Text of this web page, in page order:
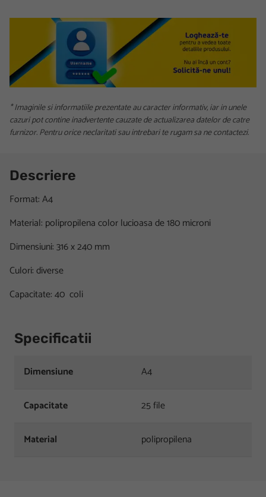
* Imaginile si informatiile prezentate au caracter informativ, iar in unele
cazuri pot contine inadvertente cauzate de actualizarea datelor de catre
furnizor. Pentru orice neclaritati sau intrebari te rugam sa ne contactezi.
Descriere
Format: A4
Material: polipropilena color lucioasa de 180 microni
Dimensiuni: 316 x 240 mm
Culori: diverse
Capacitate: 40 coli
Specificatii
Dimensiune A4
Capacitate 25 file
Material polipropilena